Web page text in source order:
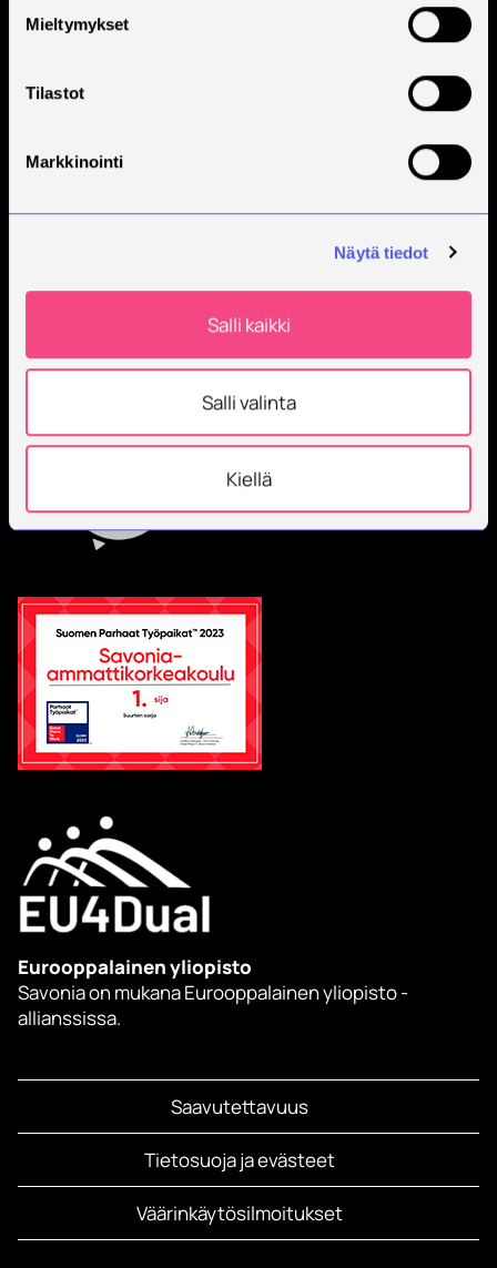
Mieltymykset
Tilastot
Markkinointi
Näytä tiedot
Salli kaikki
Salli valinta
Kiellä
korkeakoulu, joka kouluttaa, tutkii, kehittää ja
Opiskelijoita + 9000
Eurooppalainen yliopisto
Savonia on mukana Eurooppalainen yliopisto -
allianssissa.
Saavutettavuus
Tietosuoja ja evästeet
Väärinkäytösilmoitukset